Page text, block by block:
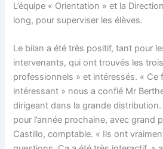
L’équipe « Orientation » et la
long, pour superviser les élèves.
Le bilan a été très positif, tant pour
intervenants, qui ont trouvés les
professionnels » et intéressés. « Ce
intéressant » nous a confié Mr
dirigeant dans la grande
pour l’année prochaine, avec grand
Castillo, comptable. « Ils ont